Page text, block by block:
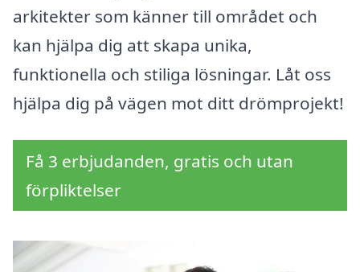
arkitekter som känner till området och
kan hjälpa dig att skapa unika,
funktionella och stiliga lösningar. Låt oss
hjälpa dig på vägen mot ditt drömprojekt!
Få 3 erbjudanden, gratis och utan
förpliktelser